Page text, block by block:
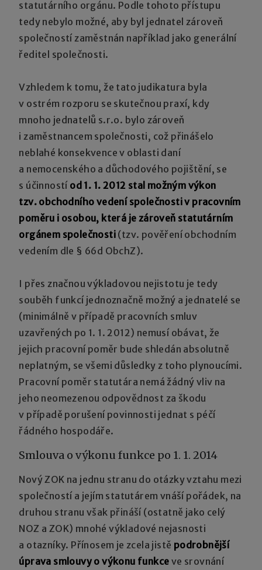
statutárního orgánu. Podle tohoto přístupu
tedy nebylo možné, aby byl jednatel zároveň
společností zaměstnán například jako generální
ředitel společnosti.
Vzhledem k tomu, že tato judikatura byla
v ostrém rozporu se skutečnou praxí, kdy
mnoho jednatelů s.r.o. bylo zároveň
i zaměstnancem společnosti, což přinášelo
neblahé konsekvence v oblasti daní
a nemocenského a důchodového pojištění, se
s účinností od 1. 1. 2012 stal možným výkon
tzv. obchodního vedení společnosti v pracovním
poměru i osobou, která je zároveň statutárním
orgánem společnosti (tzv. pověření obchodním
vedením dle § 66d ObchZ).
I přes značnou výkladovou nejistotu je tedy
souběh funkcí jednoznačně možný a jednatelé se
(minimálně v případě pracovních smluv
uzavřených po 1. 1. 2012) nemusí obávat, že
jejich pracovní poměr bude shledán absolutně
neplatným, se všemi důsledky z toho plynoucími.
Pracovní poměr statutára nemá žádný vliv na
jeho neomezenou odpovědnost za škodu
v případě porušení povinnosti jednat s péčí
řádného hospodáře.
Smlouva o výkonu funkce po 1. 1. 2014
Nový ZOK na jednu stranu do otázky vztahu mezi
společností a jejím statutárem vnáší pořádek, na
druhou stranu však přináší (ostatně jako celý
NOZ a ZOK) mnohé výkladové nejasnosti
a otazníky. Přínosem je zcela jistě podrobnější
úprava smlouvy o výkonu funkce ve srovnání